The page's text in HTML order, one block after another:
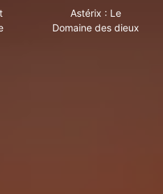
Astérix : Le
Domaine des dieux